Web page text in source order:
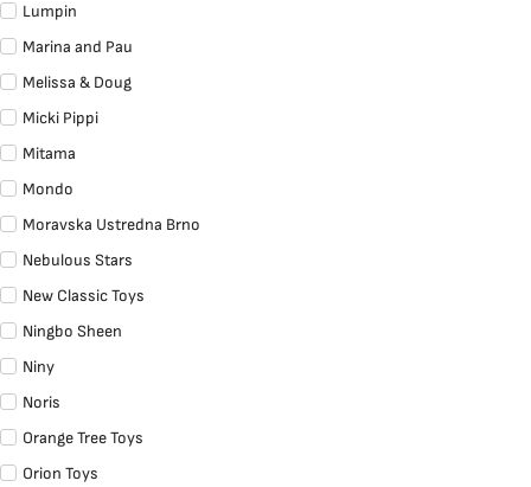
Lumpin
Marina and Pau
Melissa & Doug
Micki Pippi
Mitama
Mondo
Moravska Ustredna Brno
Nebulous Stars
New Classic Toys
Ningbo Sheen
Niny
Noris
Orange Tree Toys
Orion Toys